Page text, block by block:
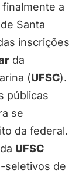
a
Santa
inscrições
da
(UFSC).
públicas
se
da federal.
da UFSC
seletivos de